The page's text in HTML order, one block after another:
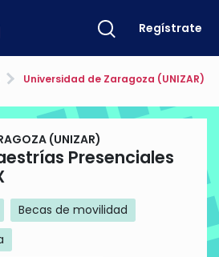
Regístrate
Universidad de Zaragoza (UNIZAR)
(UNIZAR)
Presenciales
Becas de movilidad